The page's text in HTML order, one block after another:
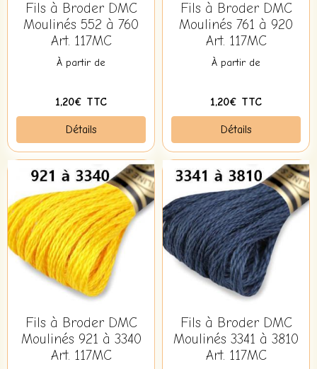
Fils à Broder DMC
Moulinés 552 à 760
Art. 117MC
À partir de
1,20€ TTC
Détails
Fils à Broder DMC
Moulinés 761 à 920
Art. 117MC
À partir de
1,20€ TTC
Détails
Fils à Broder DMC
Moulinés 921 à 3340
Art. 117MC
Fils à Broder DMC
Moulinés 3341 à 3810
Art. 117MC